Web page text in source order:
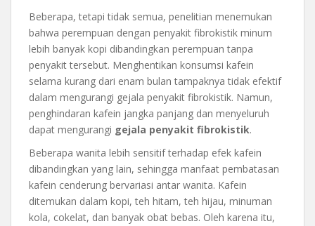
Beberapa, tetapi tidak semua, penelitian menemukan
bahwa perempuan dengan penyakit fibrokistik minum
lebih banyak kopi dibandingkan perempuan tanpa
penyakit tersebut. Menghentikan konsumsi kafein
selama kurang dari enam bulan tampaknya tidak efektif
dalam mengurangi gejala penyakit fibrokistik. Namun,
penghindaran kafein jangka panjang dan menyeluruh
dapat mengurangi gejala penyakit fibrokistik.
Beberapa wanita lebih sensitif terhadap efek kafein
dibandingkan yang lain, sehingga manfaat pembatasan
kafein cenderung bervariasi antar wanita. Kafein
ditemukan dalam kopi, teh hitam, teh hijau, minuman
kola, cokelat, dan banyak obat bebas. Oleh karena itu,